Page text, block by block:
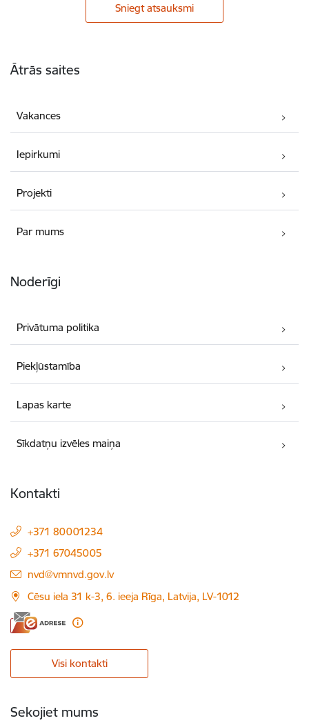
Sniegt atsauksmi
Ātrās saites
Vakances
Iepirkumi
Projekti
Par mums
Noderīgi
Privātuma politika
Piekļūstamība
Lapas karte
Sīkdatņu izvēles maiņa
Kontakti
+371 80001234
+371 67045005
E-pasts:
nvd@vmnvd.gov.lv
Cēsu iela 31 k-3, 6. ieeja Rīga, Latvija, LV-1012
Visi kontakti
Sekojiet mums